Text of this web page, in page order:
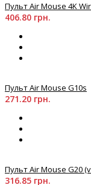
Пульт Air Mouse 4K
406.80 грн.
Пульт Air Mouse G10s
271.20 грн.
Пульт Air Mouse G20
316.85 грн.